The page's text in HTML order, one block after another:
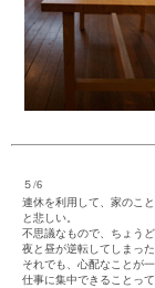
５/6
連休を利用して、家のこ
と悲しい。
不思議なもので、ちょう
夜と昼が逆転してしまっ
それでも、心配なことが
仕事に集中できることっ